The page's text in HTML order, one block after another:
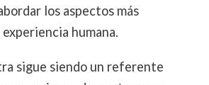
los aspectos más
humana.
sigue siendo un referente